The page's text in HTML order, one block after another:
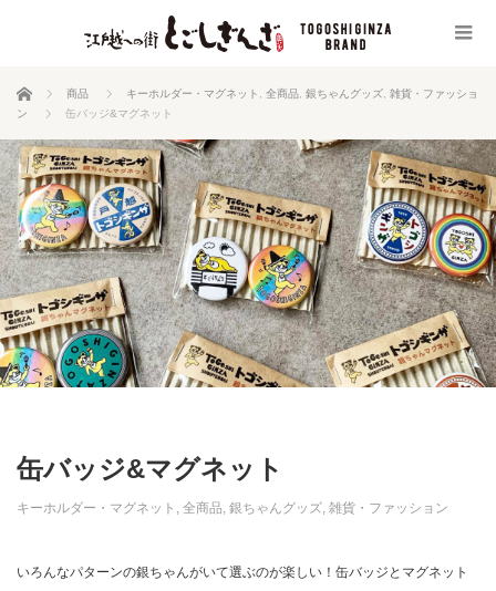
ホーム 商品 キーホルダー・マグネット 全商品 銀ちゃんグッズ 雑貨・ファッショ
ン
缶バッジ&マグネット
缶バッジ&マグネット
キーホルダー・マグネット , 全商品, 銀ちゃんグッズ, 雑貨・ファッション
いろんなパターンの銀ちゃんがいて選ぶのが楽しい！缶バッジとマグネット